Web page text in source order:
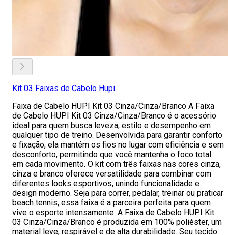
Kit 03 Faixas de Cabelo Hupi
Faixa de Cabelo HUPI Kit 03 Cinza/Cinza/Branco A Faixa
de Cabelo HUPI Kit 03 Cinza/Cinza/Branco é o acessório
ideal para quem busca leveza, estilo e desempenho em
qualquer tipo de treino. Desenvolvida para garantir conforto
e fixação, ela mantém os fios no lugar com eficiência e sem
desconforto, permitindo que você mantenha o foco total
em cada movimento. O kit com três faixas nas cores cinza,
cinza e branco oferece versatilidade para combinar com
diferentes looks esportivos, unindo funcionalidade e
design moderno. Seja para correr, pedalar, treinar ou praticar
beach tennis, essa faixa é a parceira perfeita para quem
vive o esporte intensamente. A Faixa de Cabelo HUPI Kit
03 Cinza/Cinza/Branco é produzida em 100% poliéster, um
material leve, respirável e de alta durabilidade. Seu tecido